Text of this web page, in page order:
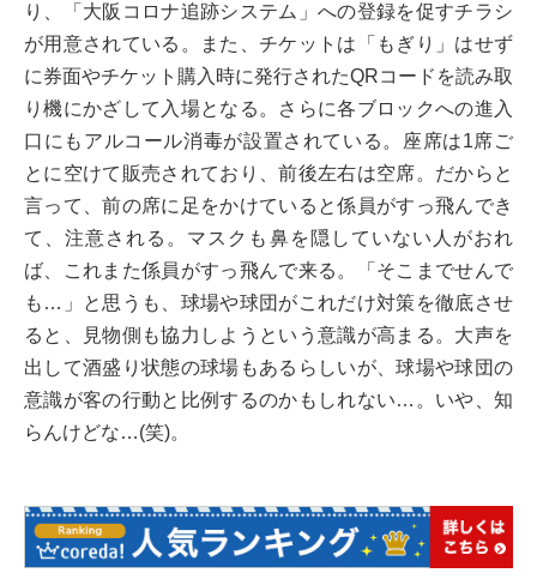
り、「大阪コロナ追跡システム」への登録を促すチラシ
が用意されている。また、チケットは「もぎり」はせず
に券面やチケット購入時に発行されたQRコードを読み取
り機にかざして入場となる。さらに各ブロックへの進入
口にもアルコール消毒が設置されている。座席は1席ご
とに空けて販売されており、前後左右は空席。だからと
言って、前の席に足をかけていると係員がすっ飛んでき
て、注意される。マスクも鼻を隠していない人がおれ
ば、これまた係員がすっ飛んで来る。「そこまでせんで
も…」と思うも、球場や球団がこれだけ対策を徹底させ
ると、見物側も協力しようという意識が高まる。大声を
出して酒盛り状態の球場もあるらしいが、球場や球団の
意識が客の行動と比例するのかもしれない…。いや、知
らんけどな…(笑)。